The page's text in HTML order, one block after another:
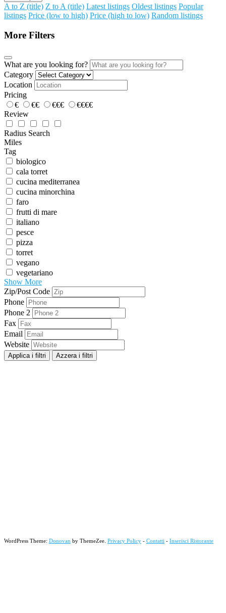
A to Z (title) Z to A (title) Latest listings Oldest listings Popular
listings Price (low to high) Price (high to low) Random listings
More Filters
What are you looking for?
Category
Location
Pricing
€
€€ €€€
€€€€
Review
Radius Search
Miles
Tag
biologico
cala torret
cucina mediterranea
cucina minorchina
faro
frutti di mare
italiano
pesce
pizza
torret
vegano
vegetariano
Show More
Zip/Post Code
Phone
Phone 2
Fax
Email
Website
Applica i filtri Azzera i filtri
WordPress Theme: Donovan by ThemeZee. Privacy Policy - Contatti - Inserisci Ristorante